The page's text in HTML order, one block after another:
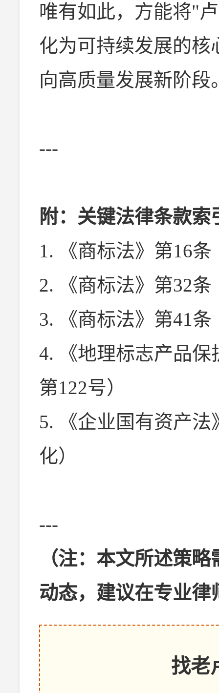
唯有如此，方能将"
化为可持续发展的
向高质量发展新阶段
---
附：关键法律条款索
1. 《商标法》第16
2. 《商标法》第32
3. 《商标法》第41
4. 《地理标志产品
第122号）
5. 《企业国有资产
化）
---
（注：本文所述策
动态，建议在专业律
找老